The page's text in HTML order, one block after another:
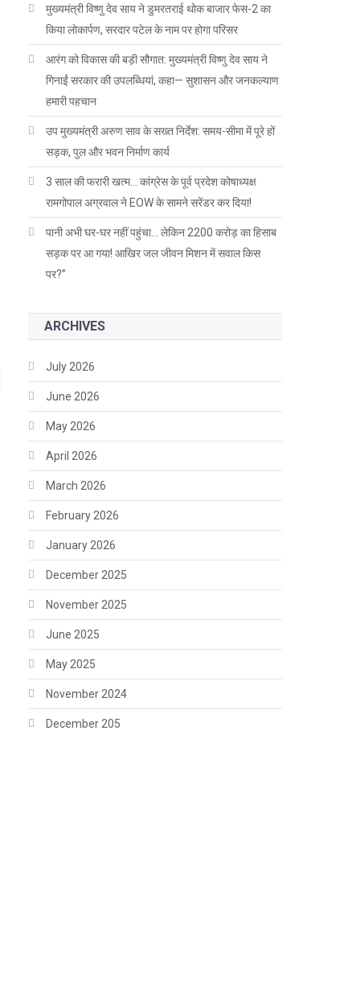
मुख्यमंत्री विष्णु देव साय ने डुमरतराई थोक बाजार फेस-2 का
किया लोकार्पण, सरदार पटेल के नाम पर होगा परिसर
आरंग को विकास की बड़ी सौगात: मुख्यमंत्री विष्णु देव साय ने
गिनाईं सरकार की उपलब्धियां, कहा— सुशासन और जनकल्याण
हमारी पहचान
उप मुख्यमंत्री अरुण साव के सख्त निर्देश: समय-सीमा में पूरे हों
सड़क, पुल और भवन निर्माण कार्य
3 साल की फरारी खत्म… कांग्रेस के पूर्व प्रदेश कोषाध्यक्ष
रामगोपाल अग्रवाल ने EOW के सामने सरेंडर कर दिया!
पानी अभी घर-घर नहीं पहुंचा… लेकिन 2200 करोड़ का हिसाब
सड़क पर आ गया! आखिर जल जीवन मिशन में सवाल किस
पर?”
ARCHIVES
July 2026
June 2026
May 2026
April 2026
March 2026
February 2026
January 2026
December 2025
November 2025
June 2025
May 2025
November 2024
December 205